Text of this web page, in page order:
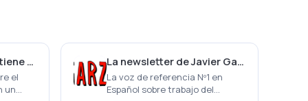
Está todo mal. Pero tiene remedio.
el
un
La newsletter de Javier Garzás
La voz de referencia Nº1 en
Español sobre trabajo del